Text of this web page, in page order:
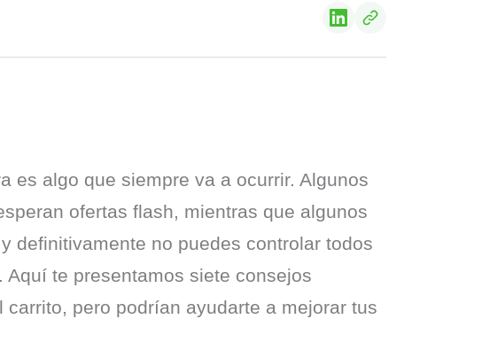
es algo que siempre va a ocurrir. Algunos
ofertas flash, mientras que algunos
definitivamente no puedes controlar todos
te presentamos siete consejos
pero podrían ayudarte a mejorar tus